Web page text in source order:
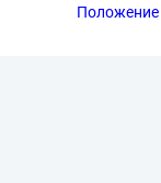
с
Положение